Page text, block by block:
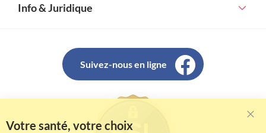
Info & Juridique
Suivez-nous en ligne
Votre santé, votre choix